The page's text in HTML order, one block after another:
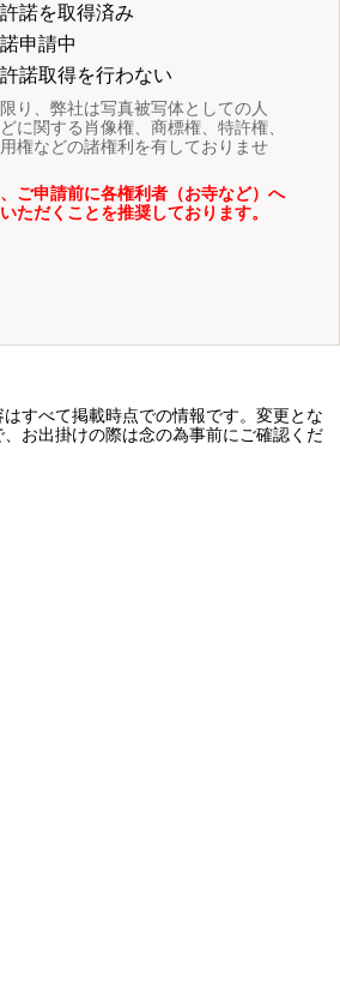
諾を取得済み
申請中
諾取得を行わない
り、弊社は写真被写体としての人
に関する肖像権、商標権、特許権、
権などの諸権利を有しておりませ
ご申請前に各権利者（お寺など）へ
ただくことを推奨しております。
すべて掲載時点での情報です。変更とな
お出掛けの際は念の為事前にご確認くだ